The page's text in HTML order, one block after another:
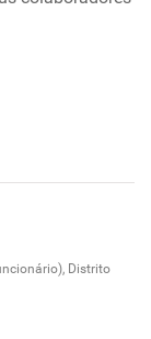
Distrito